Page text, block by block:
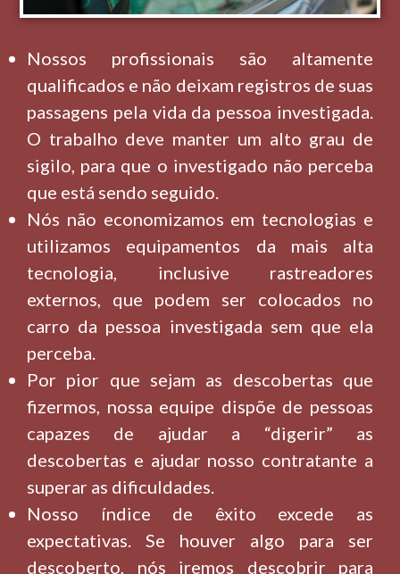
Nossos profissionais são altamente
qualificados e não deixam registros de suas
passagens pela vida da pessoa investigada.
O trabalho deve manter um alto grau de
sigilo, para que o investigado não perceba
que está sendo seguido.
Nós não economizamos em tecnologias e
utilizamos equipamentos da mais alta
tecnologia, inclusive rastreadores
externos, que podem ser colocados no
carro da pessoa investigada sem que ela
perceba.
Por pior que sejam as descobertas que
fizermos, nossa equipe dispõe de pessoas
capazes de ajudar a “digerir” as
descobertas e ajudar nosso contratante a
superar as dificuldades.
Nosso índice de êxito excede as
expectativas. Se houver algo para ser
descoberto, nós iremos descobrir para